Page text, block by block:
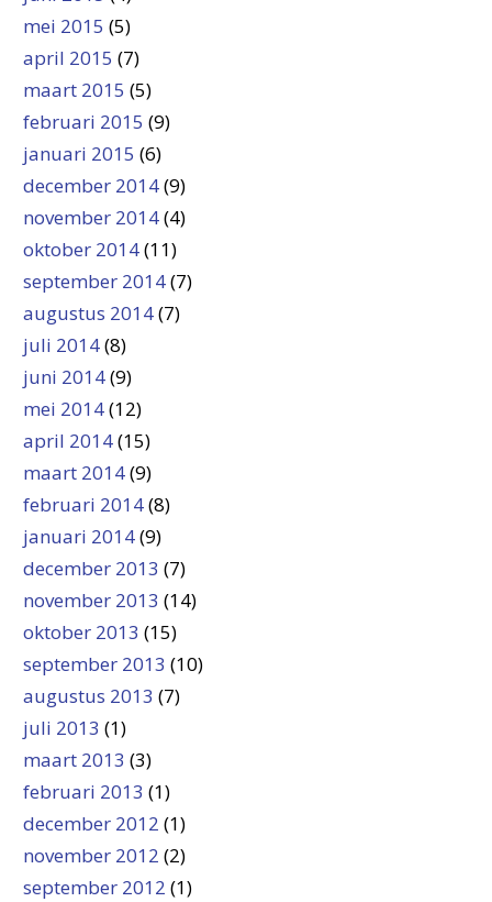
mei 2015 (5)
april 2015 (7)
maart 2015 (5)
februari 2015 (9)
januari 2015 (6)
december 2014(9)
november 2014(4)
oktober 2014(11)
september 2014(7)
augustus 2014(7)
juli 2014(8)
juni 2014(9)
mei 2014(12)
april 2014(15)
maart 2014(9)
februari 2014(8)
januari 2014(9)
december 2013 (7)
november 2013 (14)
oktober 2013 (15)
september 2013 (10)
augustus 2013 (7)
juli 2013 (1)
maart 2013 (3)
februari 2013 (1)
december 2012 (1)
november 2012 (2)
september 2012 (1)